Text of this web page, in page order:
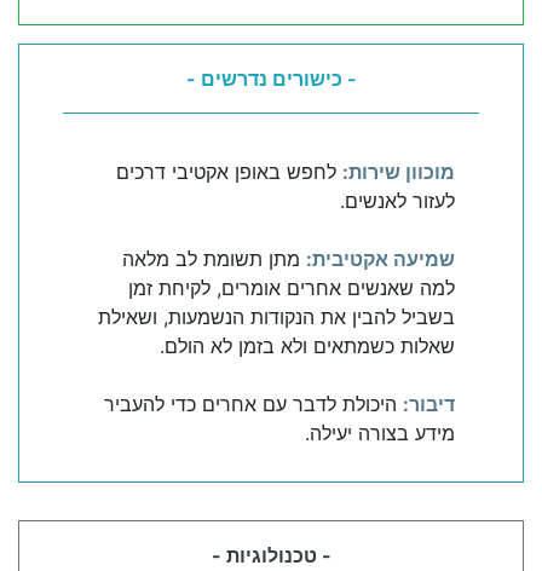
- כישורים נדרשים -
מוכוון שירות: לחפש באופן אקטיבי דרכים
לעזור לאנשים.
שמיעה אקטיבית: מתן תשומת לב מלאה
למה שאנשים אחרים אומרים, לקיחת זמן
בשביל להבין את הנקודות הנשמעות, ושאילת
שאלות כשמתאים ולא בזמן לא הולם.
דיבור: היכולת לדבר עם אחרים כדי להעביר
מידע בצורה יעילה.
- טכנולוגיות -